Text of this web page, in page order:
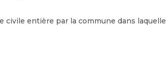
civile entière par la commune dans laquelle